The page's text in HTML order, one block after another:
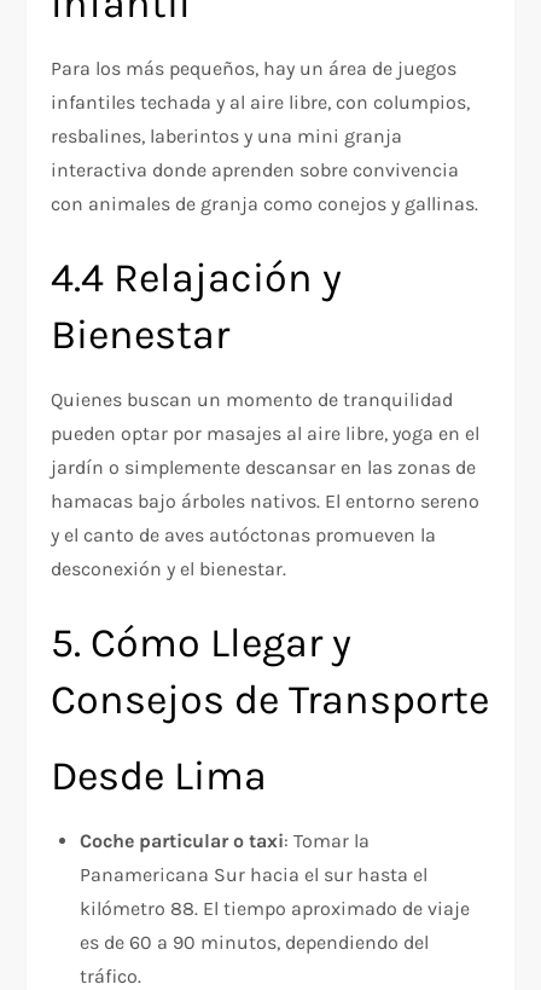
Para los más pequeños, hay un área de juegos
infantiles techada y al aire libre, con columpios,
resbalines, laberintos y una mini granja
interactiva donde aprenden sobre convivencia
con animales de granja como conejos y gallinas.
4.4 Relajación y
Bienestar
Quienes buscan un momento de tranquilidad
pueden optar por masajes al aire libre, yoga en el
jardín o simplemente descansar en las zonas de
hamacas bajo árboles nativos. El entorno sereno
y el canto de aves autóctonas promueven la
desconexión y el bienestar.
5. Cómo Llegar y
Consejos de Transporte
Desde Lima
Coche particular o taxi: Tomar la
Panamericana Sur hacia el sur hasta el
kilómetro 88. El tiempo aproximado de viaje
es de 60 a 90 minutos, dependiendo del
tráfico.